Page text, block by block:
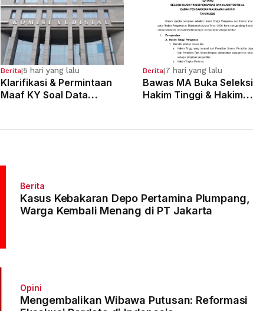
Berita|5 hari yang lalu
Klarifikasi & Permintaan
Maaf KY Soal Data
Berita|7 hari yang lalu
Bawas MA Buka Seleksi
Hakim Tinggi & Hakim
Berita
Kasus Kebakaran Depo Pertamina Plumpang,
Warga Kembali Menang di PT Jakarta
Opini
Mengembalikan Wibawa Putusan: Reformasi